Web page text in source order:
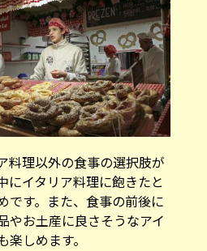
料理以外の食事の選択肢が
にイタリア料理に飽きたと
です。また、食事の前後に
やお土産に良さそうなアイ
しめます。